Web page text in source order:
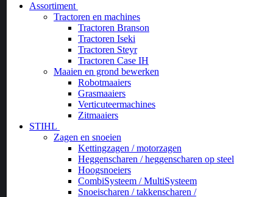
Assortiment
Tractoren en machines
Tractoren Branson
Tractoren Iseki
Tractoren Steyr
Tractoren Case IH
Maaien en grond bewerken
Robotmaaiers
Grasmaaiers
Verticuteermachines
Zitmaaiers
STIHL
Zagen en snoeien
Kettingzagen / motorzagen
Heggenscharen / heggenscharen op steel
Hoogsnoeiers
CombiSysteem / MultiSysteem
Snoeischaren / takkenscharen /